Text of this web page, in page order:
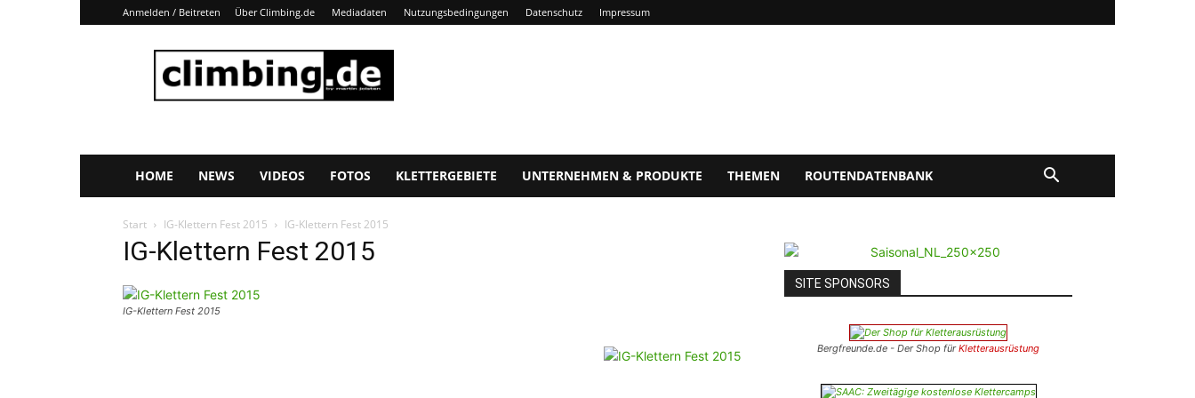
Anmelden / Beitreten Über Climbing.de Mediadaten Nutzungsbedingungen Datenschutz Impressum
Climbing.de
HOME NEWS VIDEOS FOTOS KLETTERGEBIETE UNTERNEHMEN & PRODUKTE THEMEN ROUTENDATENBANK
Start IG-Klettern Fest 2015 IG-Klettern Fest 2015
IG-Klettern Fest 2015
IG-Klettern Fest 2015
SITE SPONSORS
Bergfreunde.de - Der Shop fürKletterausrüstung